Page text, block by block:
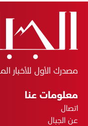
مصدرك الأول للأخبار
معلومات عنا
اتصال
عن الجبال